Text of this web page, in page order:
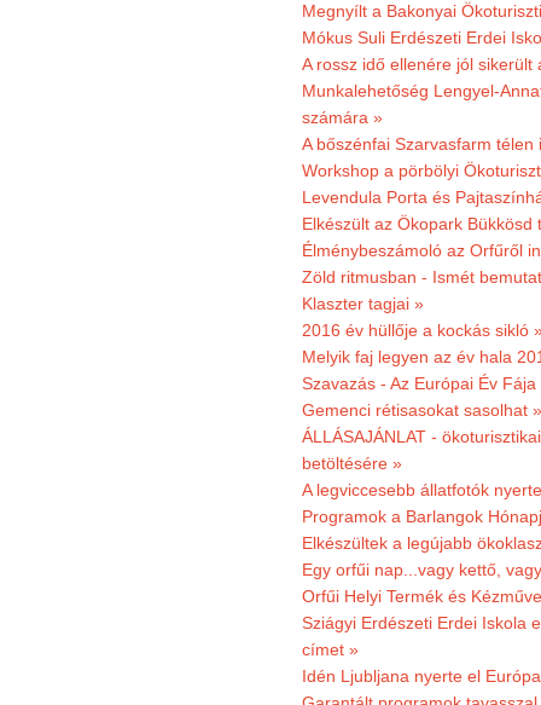
Megnyílt a Bakonyai
Mókus Suli Erdészeti Erdei
A rossz idő ellenére jól sikerült
Munkalehetőség Lengyel-
számára »
A bőszénfai Szarvasfarm
Workshop a pörbölyi
Levendula Porta és
Elkészült az Ökopark
Élménybeszámoló az Orfűről
Zöld ritmusban - Ismét
Klaszter tagjai »
2016 év hüllője a kockás sikló
Melyik faj legyen az év hala
Szavazás - Az Európai Év
Gemenci rétisasokat sasolhat »
ÁLLÁSAJÁNLAT -
betöltésére »
A legviccesebb állatfotók
Programok a Barlangok
Elkészültek a legújabb
Egy orfűi nap...vagy kettő,
Orfűi Helyi Termék és
Sziágyi Erdészeti Erdei Iskola
címet »
Idén Ljubljana nyerte el